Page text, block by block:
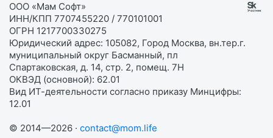
ООО «Мам Софт»
ИНН/КПП 7707455220 / 770101001
ОГРН 1217700330275
Юридический адрес: 105082, Город Москва, вн.тер.г.
муниципальный округ Басманный, пл
Спартаковская, д. 14, стр. 2, помещ. 7Н
ОКВЭД (основной): 62.01
Вид ИТ-деятельности согласно приказу Минцифры:
12.01
© 2014—2026 · contact@mom.life